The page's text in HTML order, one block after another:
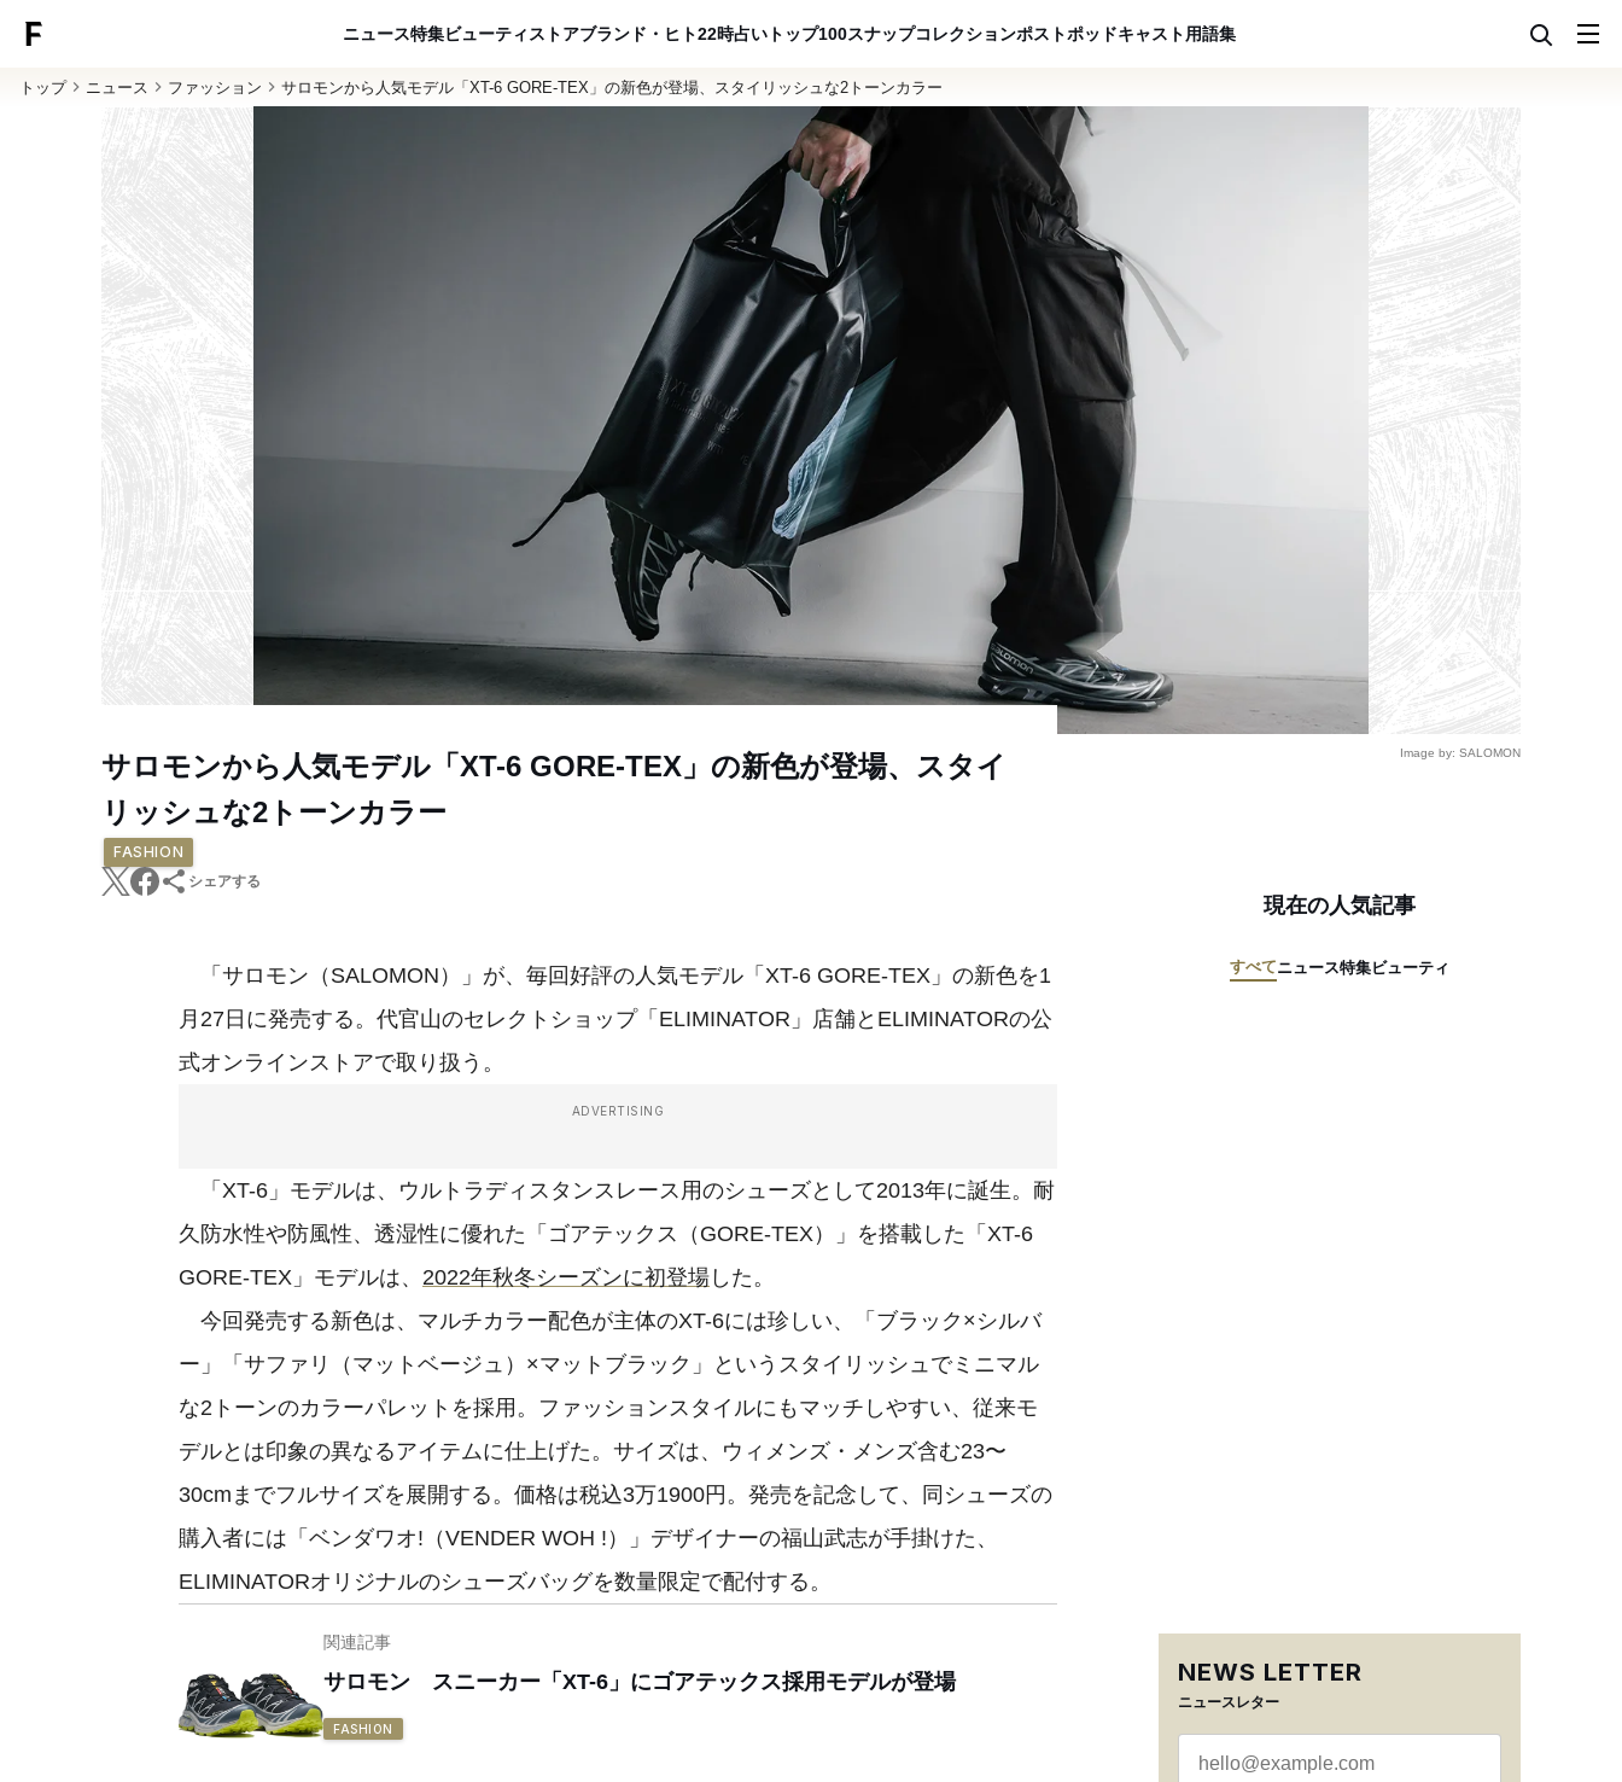
ニュース特集ビューティ ストアブランド・ヒト22時占い トップ100スナップコレクションポストポッドキャスト用語集
トップ ニュース ファッション サロモンから人気モデル「XT-6 GORE-TEX」の新色が登場、スタイリッシュな2トーンカラー
Image by: SALOMON
サロモンから人気モデル「XT-6 GORE-TEX」の新色が登場、スタイ
リッシュな2トーンカラー
FASHION
シェアする
「サロモン（SALOMON）」が、毎回好評の人気モデル「XT-6 GORE-TEX」の新色を1
月27日に発売する。代官山のセレクトショップ「ELIMINATOR」店舗とELIMINATORの公
式オンラインストアで取り扱う。
ADVERTISING
「XT-6」モデルは、ウルトラディスタンスレース用のシューズとして2013年に誕生。耐
久防水性や防風性、透湿性に優れた「ゴアテックス（GORE-TEX）」を搭載した「XT-6
GORE-TEX」モデルは、 2022年秋冬シーズンに初登場 した。
今回発売する新色は、マルチカラー配色が主体のXT-6には珍しい、「ブラック×シルバ
ー」「サファリ（マットベージュ）×マットブラック」というスタイリッシュでミニマル
な2トーンのカラーパレットを採用。ファッションスタイルにもマッチしやすい、従来モ
デルとは印象の異なるアイテムに仕上げた。サイズは、ウィメンズ・メンズ含む23〜
30cmまでフルサイズを展開する。価格は税込3万1900円。発売を記念して、同シューズの
購入者には「ベンダワオ!（VENDER WOH !）」デザイナーの福山武志が手掛けた、
ELIMINATORオリジナルのシューズバッグを数量限定で配付する。
関連記事
サロモン スニーカー「XT-6」にゴアテックス採用モデルが登場
FASHION
現在の人気記事
すべてニュース特集ビューティ
NEWS LETTER
ニュースレター